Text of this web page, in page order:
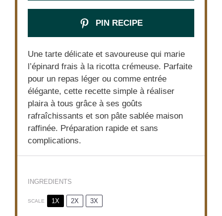
PIN RECIPE
Une tarte délicate et savoureuse qui marie
l’épinard frais à la ricotta crémeuse. Parfaite
pour un repas léger ou comme entrée
élégante, cette recette simple à réaliser
plaira à tous grâce à ses goûts
rafraîchissants et son pâte sablée maison
raffinée. Préparation rapide et sans
complications.
INGREDIENTS
SCALE 1X 2X 3X